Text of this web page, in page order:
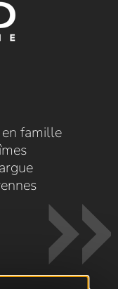
famille